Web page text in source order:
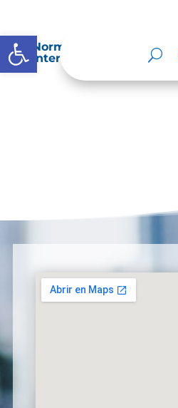
Abrir barra de herramientas
Normatividad especial
interés.